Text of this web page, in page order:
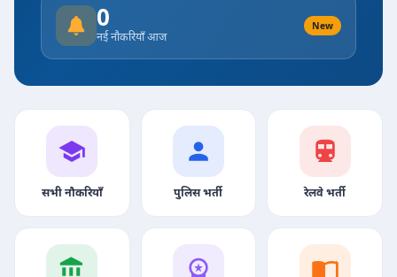
0
नई नौकरियाँ आज
New
सभी नौकरियाँ पुलिस भर्ती रेलवे भर्ती